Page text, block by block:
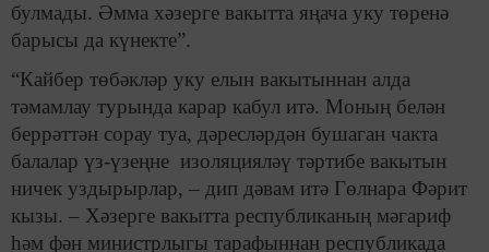
булмады. Әмма хәзерге вакытта яңача уку төренә
барысы да күнекте”.
“Кайбер төбәкләр уку елын вакытыннан алда
тәмамлау турында карар кабул итә. Моның белән
беррәттән сорау туа, дәресләрдән бушаган чакта
балалар үз-үзеңне изоляцияләү тәртибе вакытын
ничек уздырырлар, – дип дәвам итә Гөлнара Фәрит
кызы. – Хәзерге вакытта республиканың мәгариф
һәм фән министрлыгы тарафыннан республикада